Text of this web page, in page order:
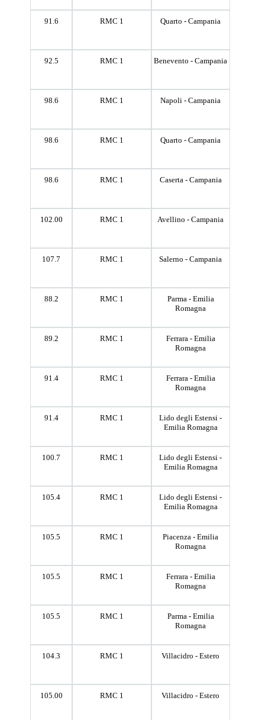
91.6 RMC 1 Quarto - Campania
92.5 RMC 1 Benevento - Campania
98.6 RMC 1 Napoli - Campania
98.6 RMC 1 Quarto - Campania
98.6 RMC 1 Caserta - Campania
102.00 RMC 1 Avellino - Campania
107.7 RMC 1 Salerno - Campania
88.2 RMC 1
Parma - Emilia
Romagna
89.2 RMC 1
Ferrara - Emilia
Romagna
91.4 RMC 1
Ferrara - Emilia
Romagna
91.4 RMC 1
Lido degli Estensi -
Emilia Romagna
100.7 RMC 1
Lido degli Estensi -
Emilia Romagna
105.4 RMC 1
Lido degli Estensi -
Emilia Romagna
105.5 RMC 1
Piacenza - Emilia
Romagna
105.5 RMC 1
Ferrara - Emilia
Romagna
105.5 RMC 1
Parma - Emilia
Romagna
104.3 RMC 1 Villacidro - Estero
105.00 RMC 1 Villacidro - Estero